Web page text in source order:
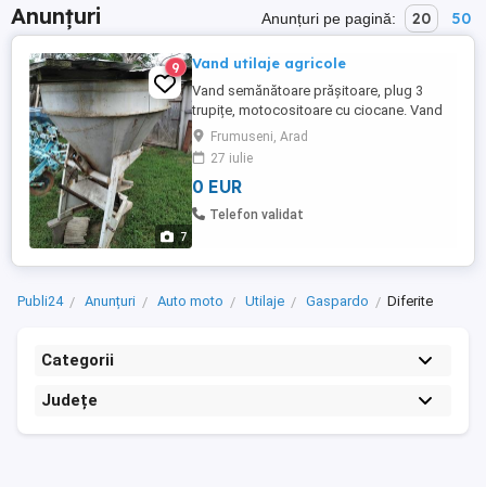
Anunțuri Anunțuri pe pagină: 20 50
7
9 Vand utilaje agricole
Vand semănătoare prășitoare, plug 3
trupițe, motocositoare cu ciocane. Vand
mașină ierbicidat și de împrăștiat
îngrășăminte chimice. Relații la telefon
Frumuseni, Arad
27 iulie
0 EUR
Telefon validat
Publi24 Anunțuri Auto moto Utilaje Gaspardo Diferite
Categorii
Județe